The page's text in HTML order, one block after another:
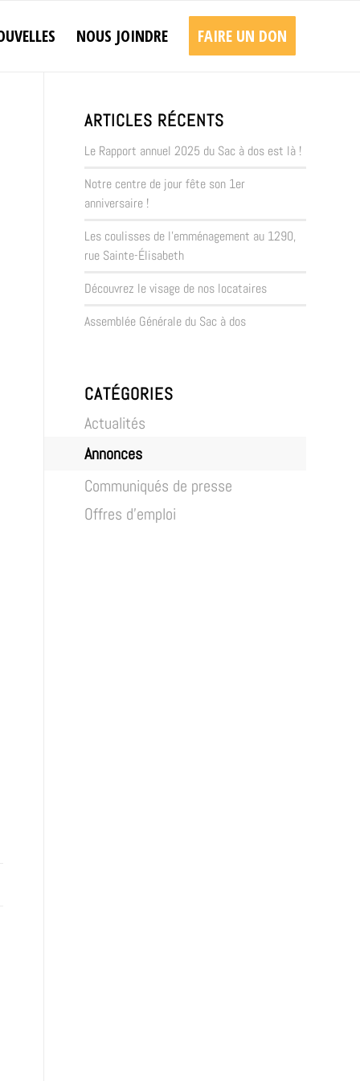
NOUS JOINDRE FAIRE UN DON
ARTICLES RÉCENTS
Le Rapport annuel 2025 du Sac à dos est là !
Notre centre de jour fête son 1er
anniversaire !
Les coulisses de l’emménagement au 1290,
rue Sainte-Élisabeth
Découvrez le visage de nos locataires
Assemblée Générale du Sac à dos
CATÉGORIES
Actualités
Annonces
Communiqués de presse
Offres d’emploi